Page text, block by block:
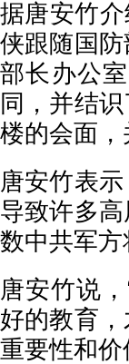
据唐安竹
侠跟随国
部长办公
同，并结
楼的会面，
唐安竹表
导致许多
数中共军方
唐安竹说
好的教育
重要性和